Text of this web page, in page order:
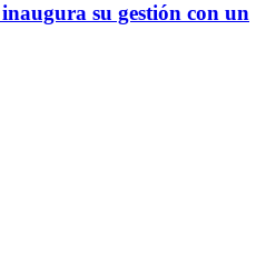
su gestión con un